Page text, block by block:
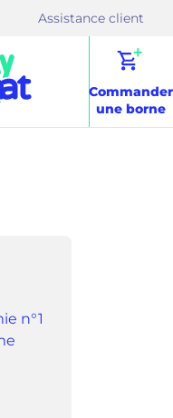
Assistance client
Commander
une borne
(ouvre
n°1